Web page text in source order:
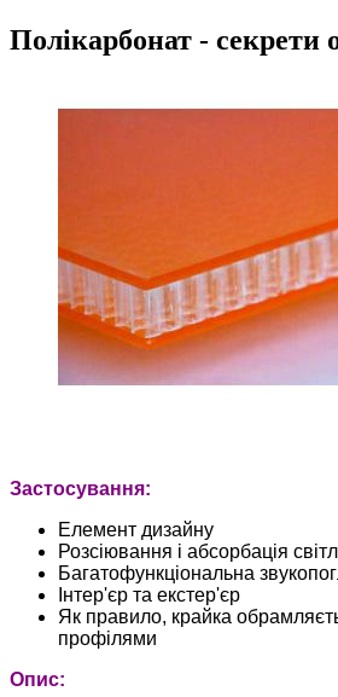
Полікарбонат - секрети
Застосування:
Елемент дизайну
Розсіювання і абсорбація
Багатофункціональна
Інтер'єр та екстер'єр
Як правило, крайка
профілями
Опис: